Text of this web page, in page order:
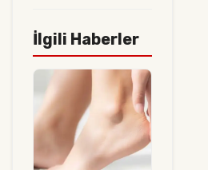
İlgili Haberler